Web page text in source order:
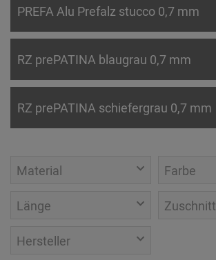
PREFA Alu Prefalz stucco 0,7 mm
RZ prePATINA blaugrau 0,7 mm
RZ prePATINA schiefergrau 0,7 mm
Material Farbe
Länge Zuschnitt
Hersteller